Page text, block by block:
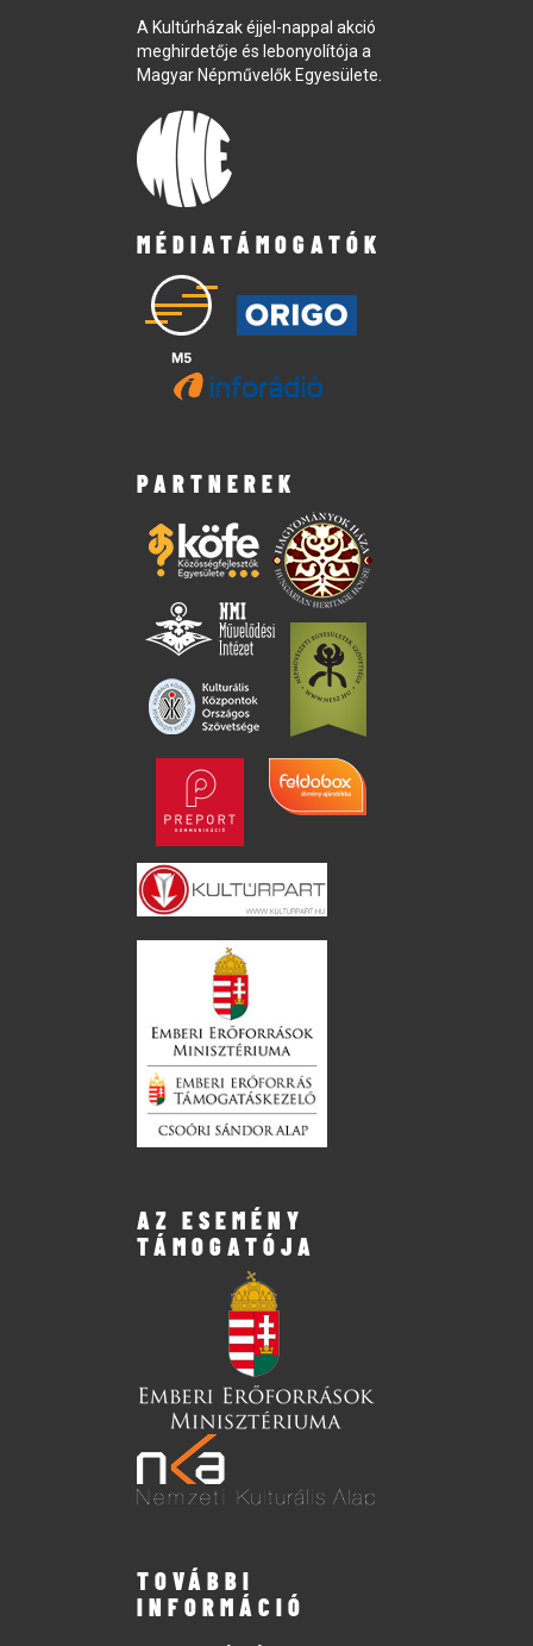
A Kultúrházak éjjel-nappal akció
meghirdetője és lebonyolítója a
Magyar Népművelők Egyesülete.
MÉDIATÁMOGATÓK
PARTNEREK
AZ ESEMÉNY
TÁMOGATÓJA
TOVÁBBI
INFORMÁCIÓ